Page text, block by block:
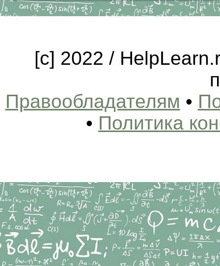
[c] 2022 /
Правообладателям •
• Политика